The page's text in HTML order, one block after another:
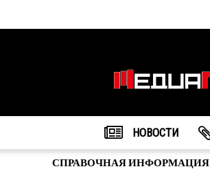
НОВОСТИ
СПРАВОЧНАЯ ИНФОРМАЦИЯ